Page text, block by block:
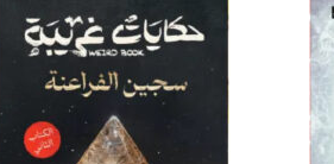
إضافة
إلى
قائمة
الرغبات